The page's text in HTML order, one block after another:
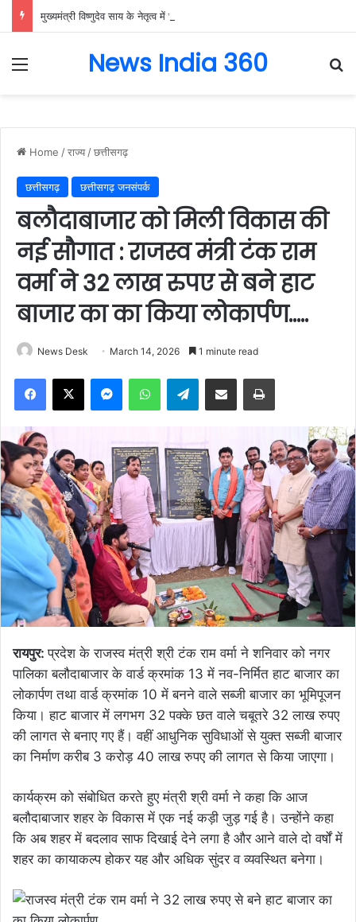
Menu News India 360
Home /राज्य /छत्तीसगढ़
छत्तीसगढ़ छत्तीसगढ़ जनसंपर्क
बलौदाबाजार को मिली विकास की
नई सौगात : राजस्व मंत्री टंक राम
वर्मा ने 32 लाख रुपए से बने हाट
बाजार का का किया लोकार्पण…..
News Desk March 14, 2026 1 minute read
Facebook
X MessengerWhatsAppTelegramShare via Email Print
रायपुर:प्रदेश के राजस्व मंत्री श्री टंक राम वर्मा ने शनिवार को नगर
पालिका बलौदाबाजार के वार्ड क्रमांक 13 में नव-निर्मित हाट बाजार का
लोकार्पण तथा वार्ड क्रमांक 10 में बनने वाले सब्जी बाजार का भूमिपूजन
किया। हाट बाजार में लगभग 32 पक्के छत वाले चबूतरे 32 लाख रुपए
की लागत से बनाए गए हैं। वहीं आधुनिक सुविधाओं से युक्त सब्जी बाजार
का निर्माण करीब 3 करोड़ 40 लाख रुपए की लागत से किया जाएगा।
कार्यक्रम को संबोधित करते हुए मंत्री श्री वर्मा ने कहा कि आज
बलौदाबाजार शहर के विकास में एक नई कड़ी जुड़ गई है। उन्होंने कहा
कि अब शहर में बदलाव साफ दिखाई देने लगा है और आने वाले दो वर्षों में
शहर का कायाकल्प होकर यह और अधिक सुंदर व व्यवस्थित बनेगा।